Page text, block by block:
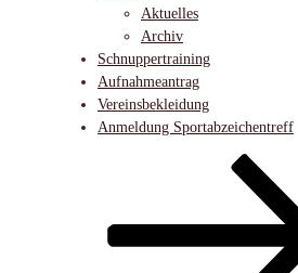
Aktuelles
Archiv
Schnuppertraining
Aufnahmeantrag
Vereinsbekleidung
Anmeldung Sportabzeichentreff